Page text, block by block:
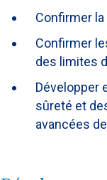
Confirmer
Confirmer
des limites
Développer
sûreté et
avancées